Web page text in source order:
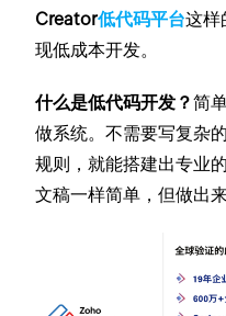
Creator低代码平台这样
现低成本开发。
什么是低代码开发？简
做系统。不需要写复杂
规则，就能搭建出专业
文稿一样简单，但做出